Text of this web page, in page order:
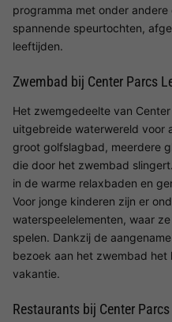
programma met onder
spannende speurtochten,
leeftijden.
Zwembad bij Center Parcs
Het zwemgedeelte van
uitgebreide waterwereld voor
groot golfslagbad, meerdere
die door het zwembad
in de warme relaxbaden en
Voor jonge kinderen zijn er
waterspeelelementen, waar
spelen. Dankzij de
bezoek aan het zwembad het
vakantie.
Restaurants bij Center